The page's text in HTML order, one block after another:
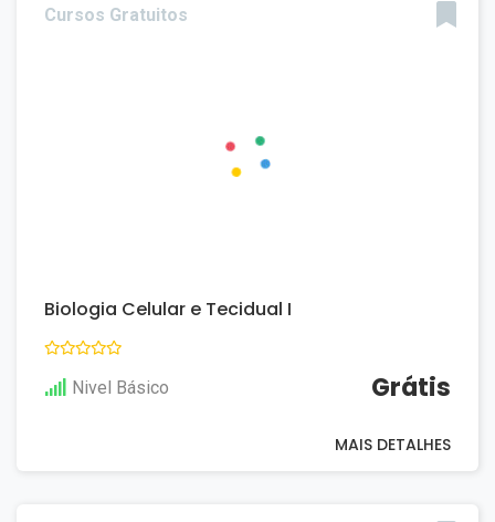
Cursos Gratuitos
Biologia Celular e Tecidual I
Nivel Básico Grátis
MAIS DETALHES